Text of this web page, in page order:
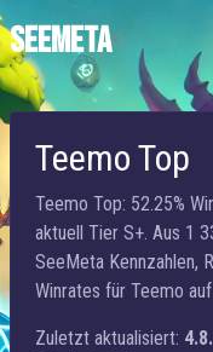
SEEMETA
Teemo Top
Teemo Top: 52.25%
aktuell Tier S+. Aus 1
SeeMeta Kennzahlen,
Winrates für Teemo
Zuletzt aktualisiert: